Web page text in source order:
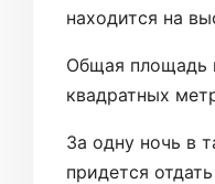
находится на
Общая площадь
квадратных
За одну ночь в
придется